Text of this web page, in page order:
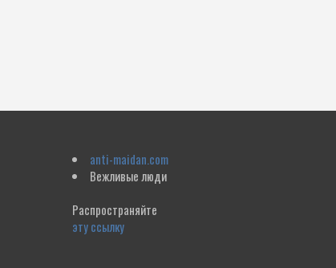
anti-maidan.com
Вежливые люди
Распространяйте
эту ссылку